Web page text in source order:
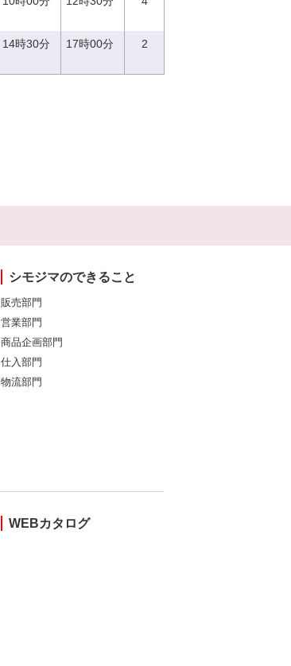
14時30分 17時00分 2
シモジマのできること
販売部門
営業部門
商品企画部門
仕入部門
物流部門
WEBカタログ